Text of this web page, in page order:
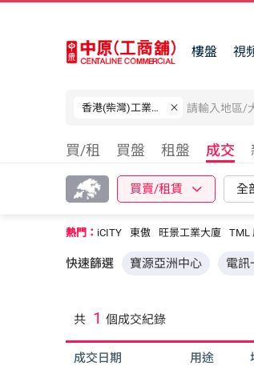
樓盤 視
香港(柴灣)工業大廈
買/租 買盤 租盤 成交
買賣/租賃 全
熱門： iCITY 東傲 旺景工業大廈 TML
快速篩選 寶源亞洲中心 電訊
共 1 個成交紀錄
成交日期 用途